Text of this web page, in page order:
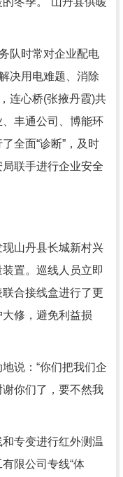
队时常对企业配电
决用电难题、消除
连心桥(张掖丹霞)共
丰通公司、博能环
全面“诊断”，及时
联手进行企业安全
山丹县长城新村兴
置。巡线人员立即
合接线盒进行了更
修，避免利益损
说：“你们把我们企
你们了，要不然我
专变进行红外测温
限公司专线“体